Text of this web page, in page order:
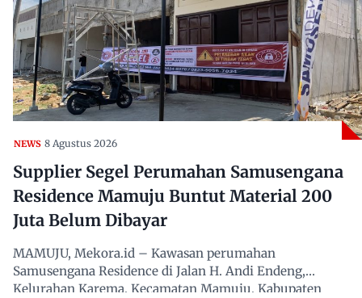
NEWS 8 Agustus 2026
Supplier Segel Perumahan Samusengana
Residence Mamuju Buntut Material 200
Juta Belum Dibayar
MAMUJU, Mekora.id – Kawasan perumahan
Samusengana Residence di Jalan H. Andi Endeng,
Kelurahan Karema, Kecamatan Mamuju, Kabupaten